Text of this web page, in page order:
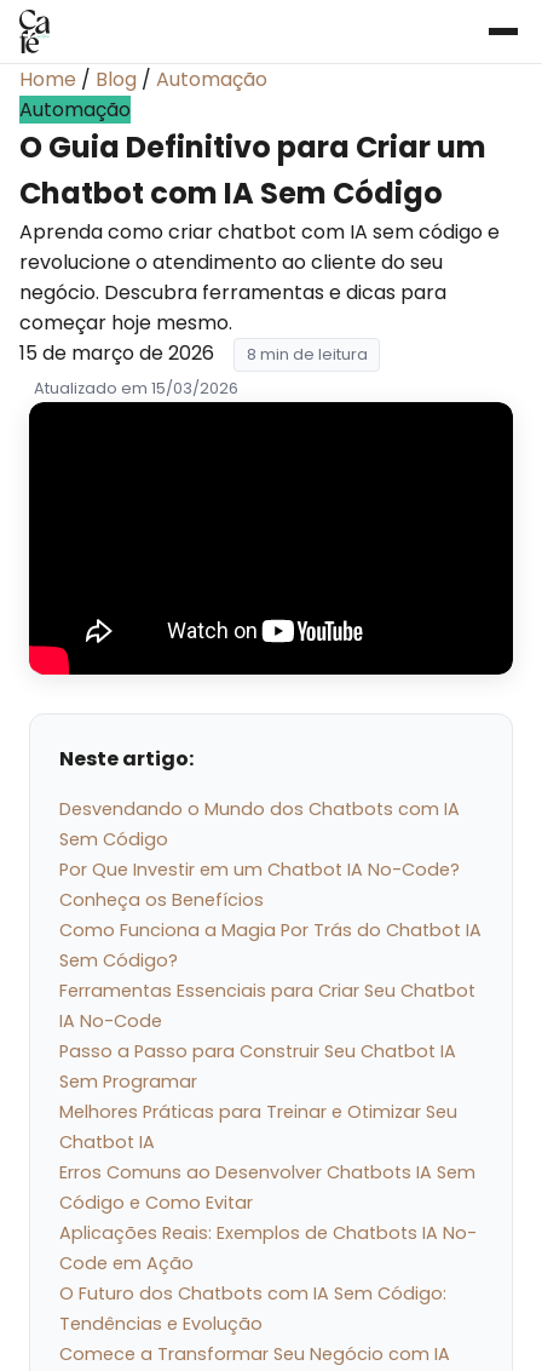
Home / Blog / Automação
Automação
O Guia Definitivo para Criar um
Chatbot com IA Sem Código
Aprenda como criar chatbot com IA sem código e
revolucione o atendimento ao cliente do seu
negócio. Descubra ferramentas e dicas para
começar hoje mesmo.
15 de março de 2026
8 min de leitura
Atualizado em 15/03/2026
Neste artigo:
Desvendando o Mundo dos Chatbots com IA
Sem Código
Por Que Investir em um Chatbot IA No-Code?
Conheça os Benefícios
Como Funciona a Magia Por Trás do Chatbot IA
Sem Código?
Ferramentas Essenciais para Criar Seu Chatbot
IA No-Code
Passo a Passo para Construir Seu Chatbot IA
Sem Programar
Melhores Práticas para Treinar e Otimizar Seu
Chatbot IA
Erros Comuns ao Desenvolver Chatbots IA Sem
Código e Como Evitar
Aplicações Reais: Exemplos de Chatbots IA No-
Code em Ação
O Futuro dos Chatbots com IA Sem Código:
Tendências e Evolução
Comece a Transformar Seu Negócio com IA